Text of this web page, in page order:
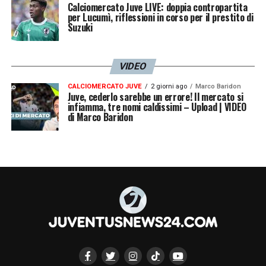
Muharemovic, consapevole di avere in mano
una carta d’assi economica e contrattuale
non indifferente per anticipare la
concorrenza italiana ed estera.
LA PLAYLIST DELLE NOSTRE TOP NEWS
Calciomercato Juve LIVE: doppia contropartita
per Lucumì, riflessioni in corso per il prestito di
Suzuki
VIDEO
CALCIOMERCATO JUVE 2 giorni ago Marco Baridon
Juve, cederlo sarebbe un errore! Il mercato si
infiamma, tre nomi caldissimi – Upload | VIDEO
di Marco Baridon